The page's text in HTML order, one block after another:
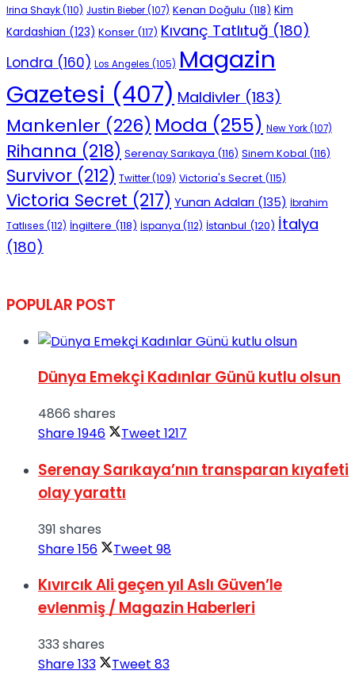
Irina Shayk(110) Justin Bieber(107) Kenan Doğulu (118) Kim
Kardashian (123) Konser (117) Kıvanç Tatlıtuğ (180)
Londra (160) Los Angeles (105) Magazin
Gazetesi (407) Maldivler (183)
Mankenler (226) Moda (255) New York(107)
Rihanna (218) Serenay Sarıkaya (116) Sinem Kobal (116)
Survivor (212) Twitter(109) Victoria's Secret (115)
Victoria Secret (217) Yunan Adaları (135) İbrahim
Tatlıses (112) İngiltere (118) İspanya (112) İstanbul (120) İtalya
(180)
POPULAR POST
Dünya Emekçi Kadınlar Günü kutlu olsun
4866 shares
Share1946 Tweet 1217
Serenay Sarıkaya’nın transparan kıyafeti
olay yarattı
391 shares
Share156 Tweet 98
Kıvırcık Ali geçen yıl Aslı Güven’le
evlenmiş / Magazin Haberleri
333 shares
Share133 Tweet 83